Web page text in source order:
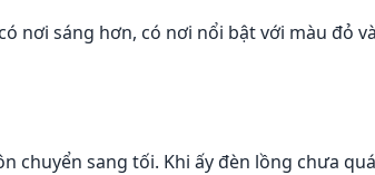
nơi sáng hơn, có nơi nổi bật với màu đỏ
sang tối. Khi ấy đèn lồng chưa